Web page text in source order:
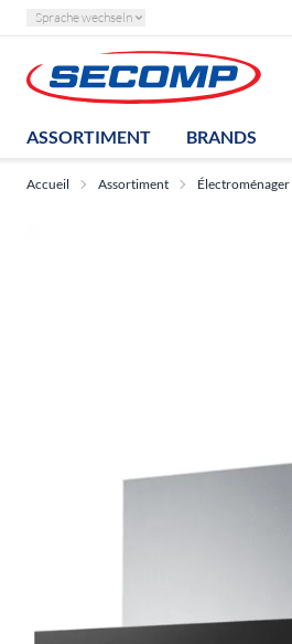
Sprache wechseln
ASSORTIMENT BRANDS
Accueil Assortiment Électroménager